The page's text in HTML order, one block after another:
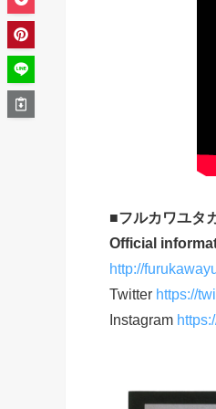
■フルカワユタ
Official
http://
Twitter https://
Instagram